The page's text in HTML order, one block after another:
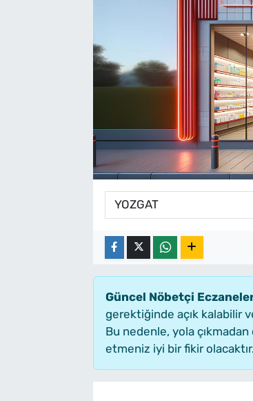
Güncel Nöbetçi
gerektiğinde açık kalabilir
Bu nedenle, yola
etmeniz iyi bir fikir